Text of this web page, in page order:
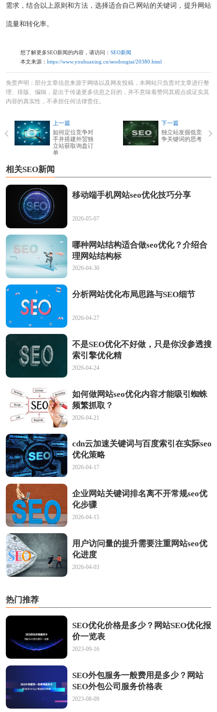
需求，结合以上原则和方法，选择适合自己网站的关键词，提升网站
流量和转化率。
想了解更多SEO新闻的内容，请访问： SEO新闻
本文来源： https://www.youhuaxing.cn/seodongtai/20380.html
免责声明：部分文章信息来源于网络以及网友投稿，本网站只负责对文章进行整
理、排版、编辑，是出于传递更多信息之目的，并不意味着赞同其观点或证实其
内容的真实性，不承担任何法律责任。
上一篇
如何定位竞争对
手并搭建外贸独
立站获取询盘订
单
下一篇
独立站发掘低竞
争关键词的思考
相关SEO新闻
移动端手机网站seo优化技巧分享
2026-05-07
哪种网站结构适合做seo优化？介绍合
理网站结构标
2026-04-30
分析网站优化布局思路与SEO细节
2026-04-27
不是SEO优化不好做，只是你没参透搜
索引擎优化精
2026-04-24
如何做网站seo优化内容才能吸引蜘蛛
频繁抓取？
2026-04-21
cdn云加速关键词与百度索引在实际seo
优化策略
2026-04-17
企业网站关键词排名离不开常规seo优
化步骤
2026-04-15
用户访问量的提升需要注重网站seo优
化进度
2026-04-03
热门推荐
SEO优化价格是多少？网站SEO优化报
价一览表
2023-09-16
SEO外包服务一般费用是多少？网站
SEO外包公司服务价格表
2023-08-09